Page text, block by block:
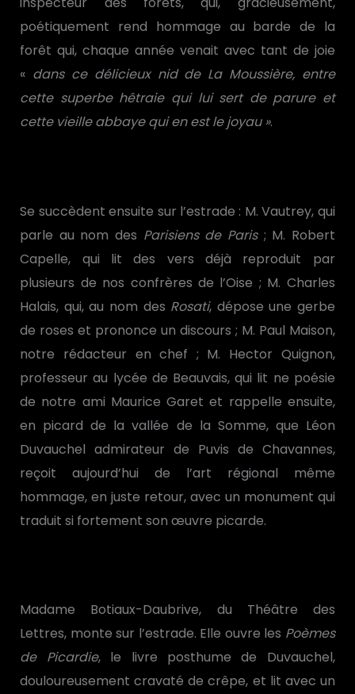
poétiquement rend hommage au barde de la
forêt qui, chaque année venait avec tant de joie
« dans ce délicieux nid de La Moussière, entre
cette superbe hêtraie qui lui sert de parure et
cette vieille abbaye qui en est le joyau ».
Se succèdent ensuite sur l’estrade : M. Vautrey, qui
parle au nom des Parisiens de Paris; M. Robert
Capelle, qui lit des vers déjà reproduit par
plusieurs de nos confrères de l’Oise ; M. Charles
Halais, qui, au nom des Rosati, dépose une gerbe
de roses et prononce un discours ; M. Paul Maison,
notre rédacteur en chef ; M. Hector Quignon,
professeur au lycée de Beauvais, qui lit ne poésie
de notre ami Maurice Garet et rappelle ensuite,
en picard de la vallée de la Somme, que Léon
Duvauchel admirateur de Puvis de Chavannes,
reçoit aujourd’hui de l’art régional même
hommage, en juste retour, avec un monument qui
traduit si fortement son œuvre picarde.
Madame Botiaux-Daubrive, du Théâtre des
Lettres, monte sur l’estrade. Elle ouvre les Poèmes
de Picardie, le livre posthume de Duvauchel,
douloureusement cravaté de crêpe, et lit avec un